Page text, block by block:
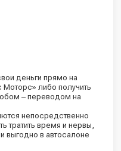
деньги прямо на
либо получить
– переводом на
непосредственно
тратить время и нервы,
выгодно в автосалоне